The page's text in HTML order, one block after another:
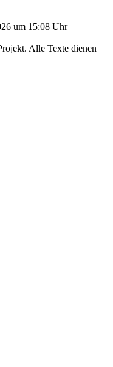
um 15:08 Uhr
Alle Texte dienen